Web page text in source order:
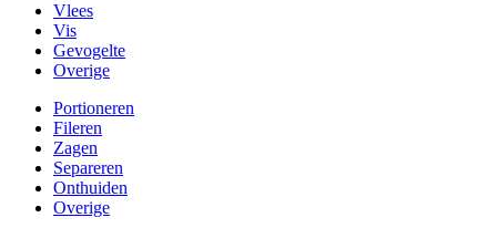
Vlees
Vis
Gevogelte
Overige
Portioneren
Fileren
Zagen
Separeren
Onthuiden
Overige